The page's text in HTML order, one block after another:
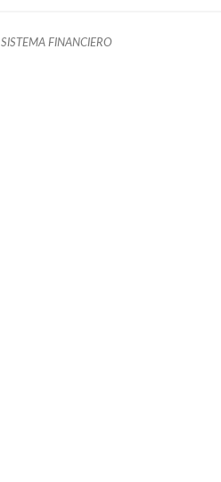
SISTEMA FINANCIERO